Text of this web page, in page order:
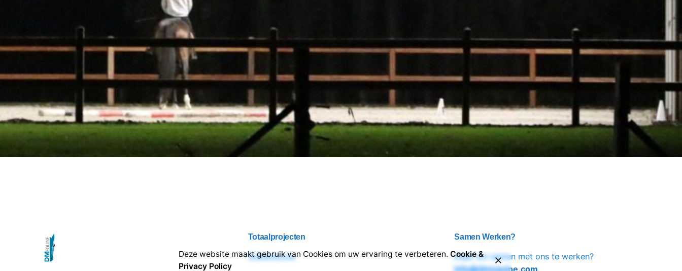
Totaalprojecten
Stallenbouw
Samen Werken?
Klaar om samen met ons te werken?
info@dmequine.com
Deze website maakt gebruik van Cookies om uw ervaring te verbeteren. Cookie &
Privacy Policy